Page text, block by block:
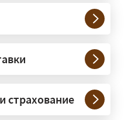
—
на
технику и
подбираем
и вес груза.
страхование